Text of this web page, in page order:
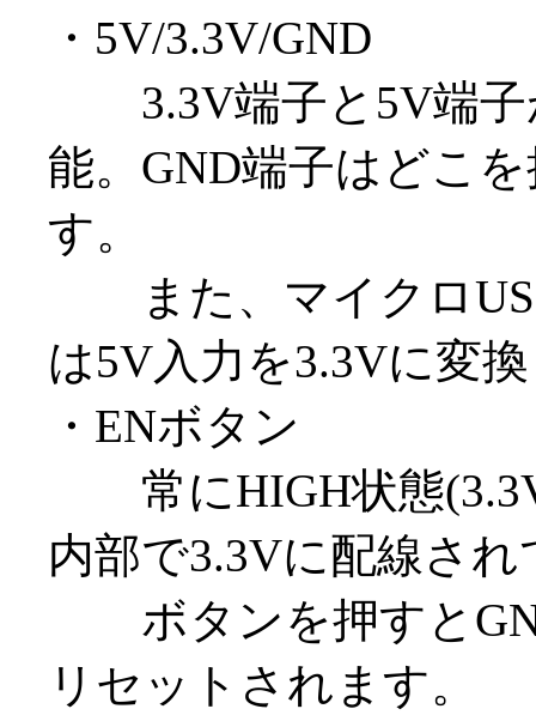
・5V/3.3V/GND
3.3V端子と5V端子
能。GND端子はどこ
す。
また、マイクロ
は5V入力を3.3Vに変
・ENボタン
常にHIGH状態
内部で3.3Vに配線さ
ボタンを押すと
リセットされます。